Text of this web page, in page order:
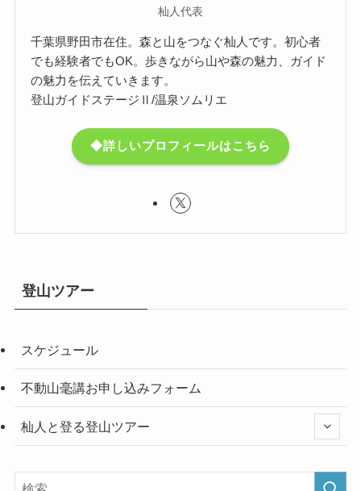
杣人代表
千葉県野田市在住。森と山をつなぐ杣人です。初心者
でも経験者でもOK。歩きながら山や森の魅力、ガイド
の魅力を伝えていきます。
登山ガイドステージⅡ/温泉ソムリエ
◆詳しいプロフィールはこちら
登山ツアー
スケジュール
不動山毫講お申し込みフォーム
杣人と登る登山ツアー